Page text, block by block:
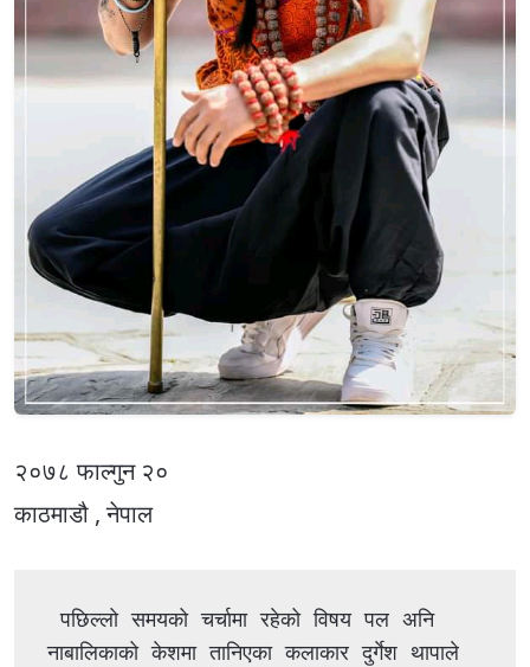
२०७८ फाल्गुन २०
काठमाडौ , नेपाल
पछिल्लो समयको चर्चामा रहेको विषय पल अनि
नाबालिकाको केशमा तानिएका कलाकार दुर्गेश थापाले